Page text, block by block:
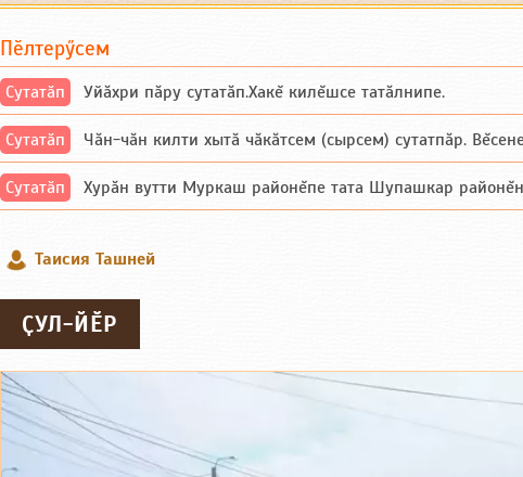
Пӗлтерӳсем
Сутатӑп Уйăхри пăру сутатăп.Хакĕ килĕшсе татăлнипе.
Сутатӑп Чăн-чăн килти хытă чăкăтсем (сырсем) сутатпăр.
Сутатӑп Хурăн вутти Муркаш районĕпе тата Шупашкар районĕнчи
Таисия Ташней
ҪУЛ-ЙӖР